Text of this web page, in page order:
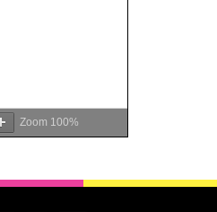
Zoom 100%